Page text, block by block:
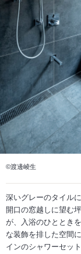
©渡邊崚生
深いグレーのタイル
開口の窓越しに望む
が、入浴のひととき
な装飾を排した空間
インのシャワーセッ